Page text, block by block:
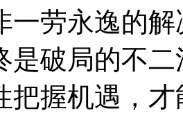
一劳永逸的
是破局的不
把握机遇，